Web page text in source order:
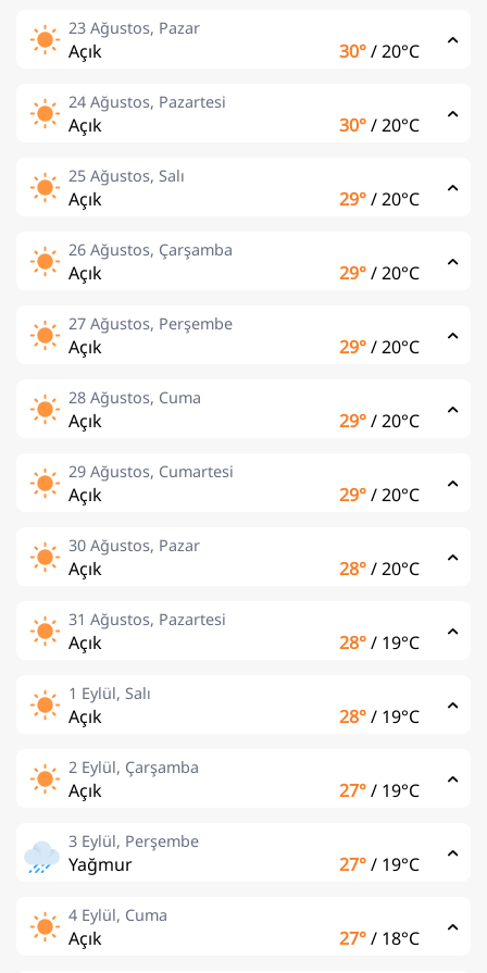
23 Ağustos, Pazar
Açık 30°/20°C
24 Ağustos, Pazartesi
Açık 30°/20°C
25 Ağustos, Salı
Açık 29°/20°C
26 Ağustos, Çarşamba
Açık 29°/20°C
27 Ağustos, Perşembe
Açık 29°/20°C
28 Ağustos, Cuma
Açık 29°/20°C
29 Ağustos, Cumartesi
Açık 29°/20°C
30 Ağustos, Pazar
Açık 28°/20°C
31 Ağustos, Pazartesi
Açık 28°/ 19°C
1 Eylül, Salı
Açık 28°/ 19°C
2 Eylül, Çarşamba
Açık 27°/ 19°C
3 Eylül, Perşembe
Yağmur 27°/ 19°C
4 Eylül, Cuma
Açık 27°/ 18°C